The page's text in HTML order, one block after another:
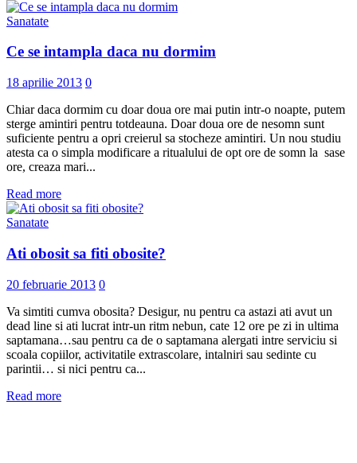
Sanatate
Ce se intampla daca nu dormim
18 aprilie 2013 0
Chiar daca dormim cu doar doua ore mai putin intr-o noapte, putem
sterge amintiri pentru totdeauna. Doar doua ore de nesomn sunt
suficiente pentru a opri creierul sa stocheze amintiri. Un nou studiu
atesta ca o simpla modificare a ritualului de opt ore de somn la sase
ore, creaza mari...
Read more
Sanatate
Ati obosit sa fiti obosite?
20 februarie 2013 0
Va simtiti cumva obosita? Desigur, nu pentru ca astazi ati avut un
dead line si ati lucrat intr-un ritm nebun, cate 12 ore pe zi in ultima
saptamana…sau pentru ca de o saptamana alergati intre serviciu si
scoala copiilor, activitatile extrascolare, intalniri sau sedinte cu
parintii… si nici pentru ca...
Read more